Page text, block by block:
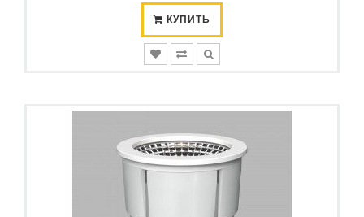
КУПИТЬ